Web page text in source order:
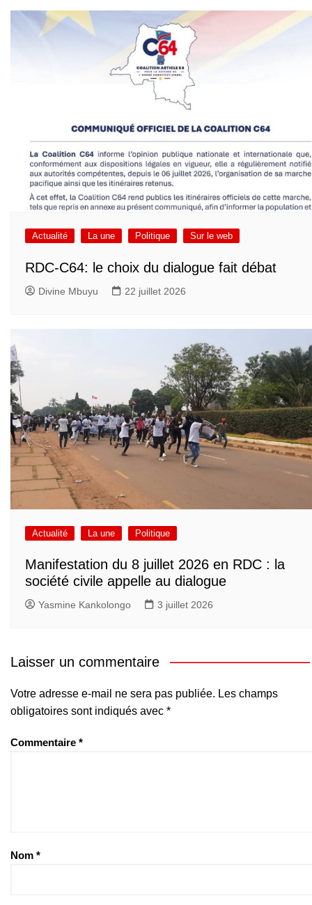
Actualité La une Politique Sur le web
RDC-C64: le choix du dialogue fait débat
Divine Mbuyu 22 juillet 2026
Actualité La une Politique
Manifestation du 8 juillet 2026 en RDC : la
société civile appelle au dialogue
Yasmine Kankolongo 3 juillet 2026
Laisser un commentaire
Votre adresse e-mail ne sera pas publiée. Les champs
obligatoires sont indiqués avec *
Commentaire *
Nom *